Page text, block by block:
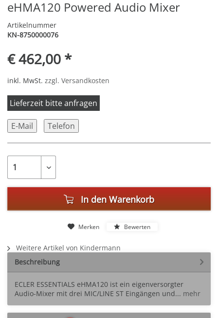
eHMA120 Powered Audio Mixer
Artikelnummer
KN-8750000076
€ 462,00 *
inkl. MwSt. zzgl. Versandkosten
Lieferzeit bitte anfragen
E-Mail Telefon
In den Warenkorb
Merken Bewerten
Weitere Artikel von Kindermann
Beschreibung
ECLER ESSENTIALS eHMA120 ist ein eigenversorgter
Audio-Mixer mit drei MIC/LINE ST Eingängen und... mehr